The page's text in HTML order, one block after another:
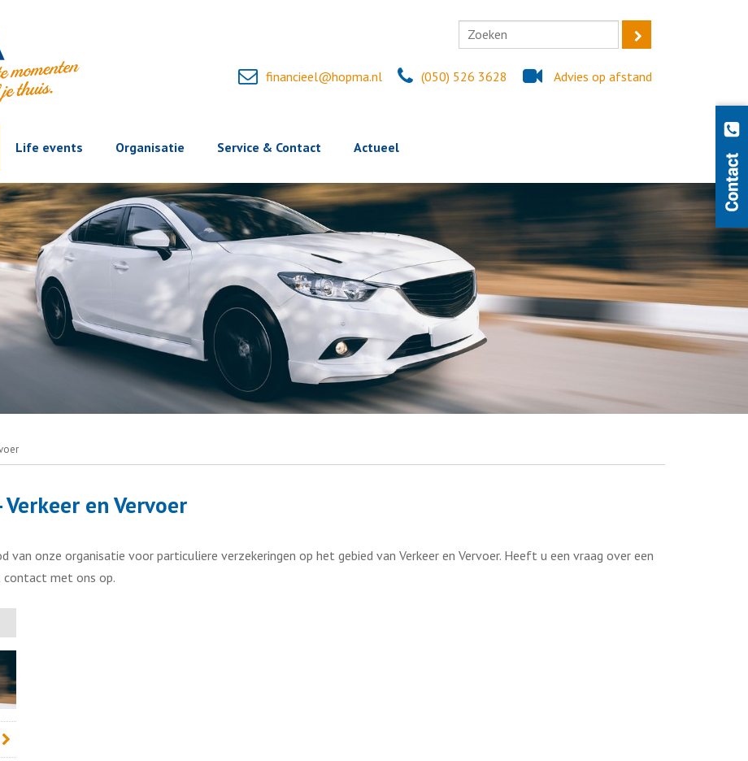
financieel@hopma.nl (050) 526 3628 Advies op afstand
Life events Organisatie Service & Contact Actueel
en Vervoer
onze organisatie voor particuliere verzekeringen op het gebied van Verkeer en Vervoer. Heeft u een vraag over een
contact met ons op.